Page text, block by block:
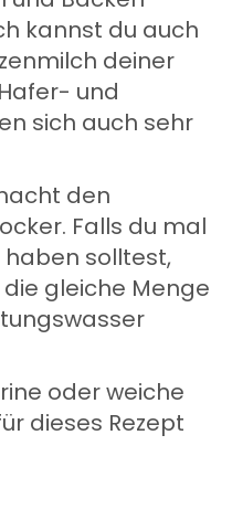
kannst du auch
deiner
und
sich auch sehr
den
Falls du mal
haben solltest,
gleiche Menge
oder weiche
dieses Rezept